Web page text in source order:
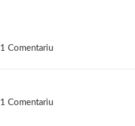
1 Comentariu
1 Comentariu